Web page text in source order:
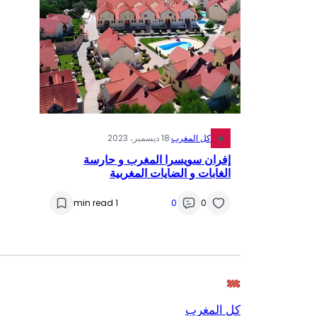
كل المغرب·18 ديسمبر، 2023
إفران سويسرا المغرب و حارسة
الغابات و الضايات المغربية
0
0
1 min read
كل المغرب